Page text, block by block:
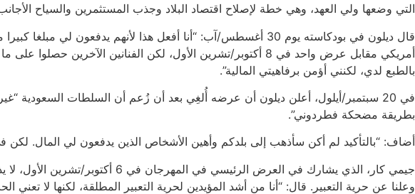
التي وضعها ولي العهد، وهي خطة لإصلاح اقتصاد البلاد وجذب المستثمرين والسياح
بالطبع لدي، لكنني أؤمن برفاهيتي المالية”.
في 20 سبتمبر/أيلول، أعلن ديلون أن عرضه أُلغِي بعد أن زُعم أن السلطات السعودية
بطريقة مضحكة فطردوني”.
أضاف: “بالتأكيد لم أكن سأذهب إلى بلدكم وأهين الأشخاص الذين يدفعون لي المال. لكن
جيمي كار، الذي يشارك في العرض
وعلنا عن حرية التعبير. قال: “أنا من أشد المؤيدين لحرية التعبير المطلقة، لكنها لا تعني